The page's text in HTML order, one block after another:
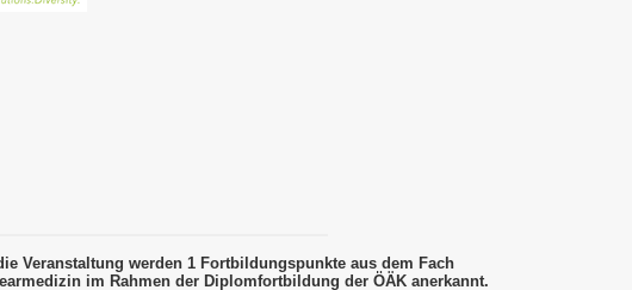
Veranstaltung werden 1 Fortbildungspunkte aus dem Fach
im Rahmen der Diplomfortbildung der ÖÄK anerkannt.